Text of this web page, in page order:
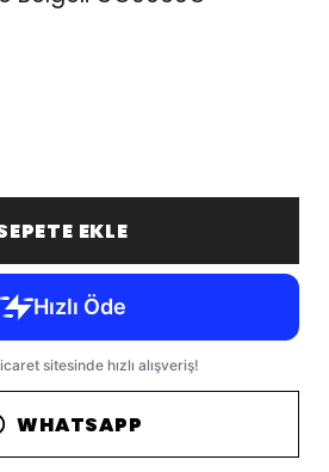
EKLE
WHATSAPP